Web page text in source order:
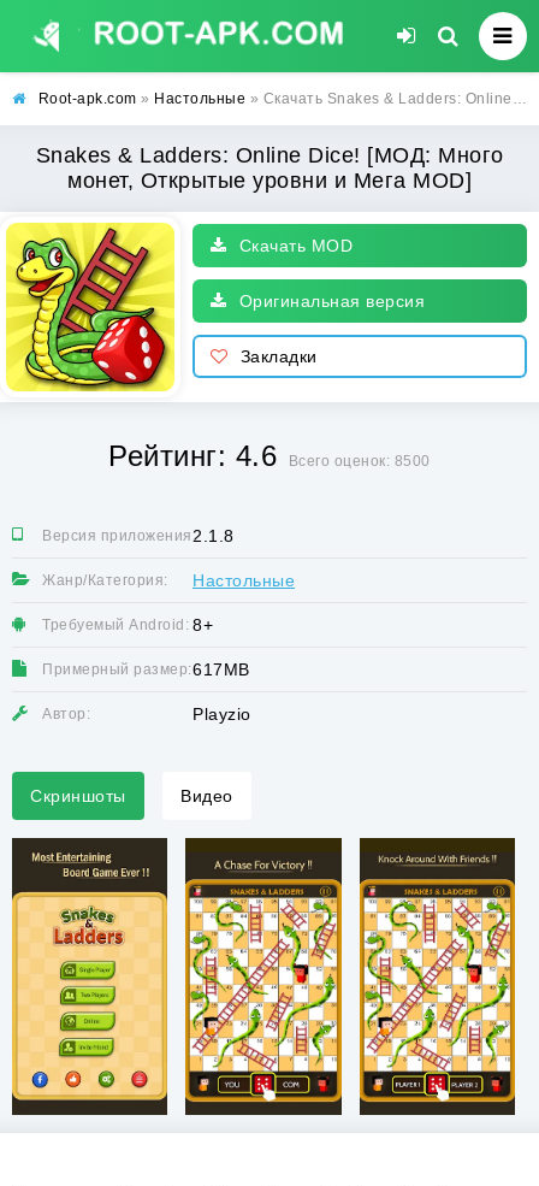
Root-apk.com » Настольные » Скачать Snakes & Ladders: Online Dice! [МОД: Много монет, Открытые уровни и Мега MOD] | Взлом Snakes & Ladders: Online Dice! на Андроид
Snakes & Ladders: Online Dice! [МОД: Много
монет, Открытые уровни и Мега MOD]
Скачать MOD
Оригинальная версия
Закладки
Рейтинг: 4.6 Всего оценок: 8500
Версия приложения:2.1.8
Жанр/Категория: Настольные
Требуемый Android: 8+
Примерный размер:617MB
Автор: Playzio
Скриншоты Видео